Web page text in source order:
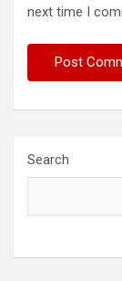
next time I
Search